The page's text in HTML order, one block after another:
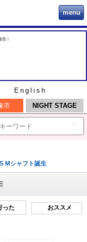
menu
売！
English
市 NIGHT STAGE
Mシャフト誕生
った おススメ